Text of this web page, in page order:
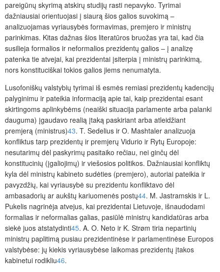
pareigūnų skyrimą atskirų studijų rasti nepavyko. Tyrimai
dažniausiai orientuojasi į siaurą šios galios suvokimą –
analizuojamas vyriausybės formavimas, premjero ir ministrų
parinkimas. Kitas dažnas šios literatūros bruožas yra tai, kad čia
susilieja formalios ir neformalios prezidentų galios – į analizę
patenka tie atvejai, kai prezidentai įsiterpia į ministrų parinkimą,
nors konstituciškai tokios galios jiems nenumatyta.
Lusofoniškų valstybių tyrimai iš esmės remiasi prezidentų kadencijų
palyginimu ir pateikia informaciją apie tai, kaip prezidentai esant
skirtingoms aplinkybėms (neaiški situacija parlamente arba palanki
dauguma) įgaudavo realią įtaką paskiriant arba atleidžiant
premjerą (ministrus)43. T. Sedelius ir O. Mashtaler analizuoja
konfliktus tarp prezidentų ir premjerų Vidurio ir Rytų Europoje:
nesutarimų dėl paskyrimų pasitaiko rečiau, nei ginčų dėl
konstitucinių (įgaliojimų) ir viešosios politikos. Dažniausiai konfliktų
kyla dėl ministrų kabineto sudėties (premjero), autoriai pateikia ir
pavyzdžių, kai vyriausybė su prezidentu konfliktavo dėl
ambasadorių ar aukštų kariuomenės postų44. M. Jastramskis ir L.
Pukelis nagrinėja atvejus, kai prezidentai Lietuvoje, išnaudodami
formalias ir neformalias galias, pasiūlė ministrų kandidatūras arba
siekė juos atstatydinti45. A. O. Neto ir K. Strøm tiria nepartinių
ministrų paplitimą pusiau prezidentinėse ir parlamentinėse Europos
valstybėse: jų kiekis vyriausybėse laikomas prezidentų įtakos
kabinetui rodikliu46.